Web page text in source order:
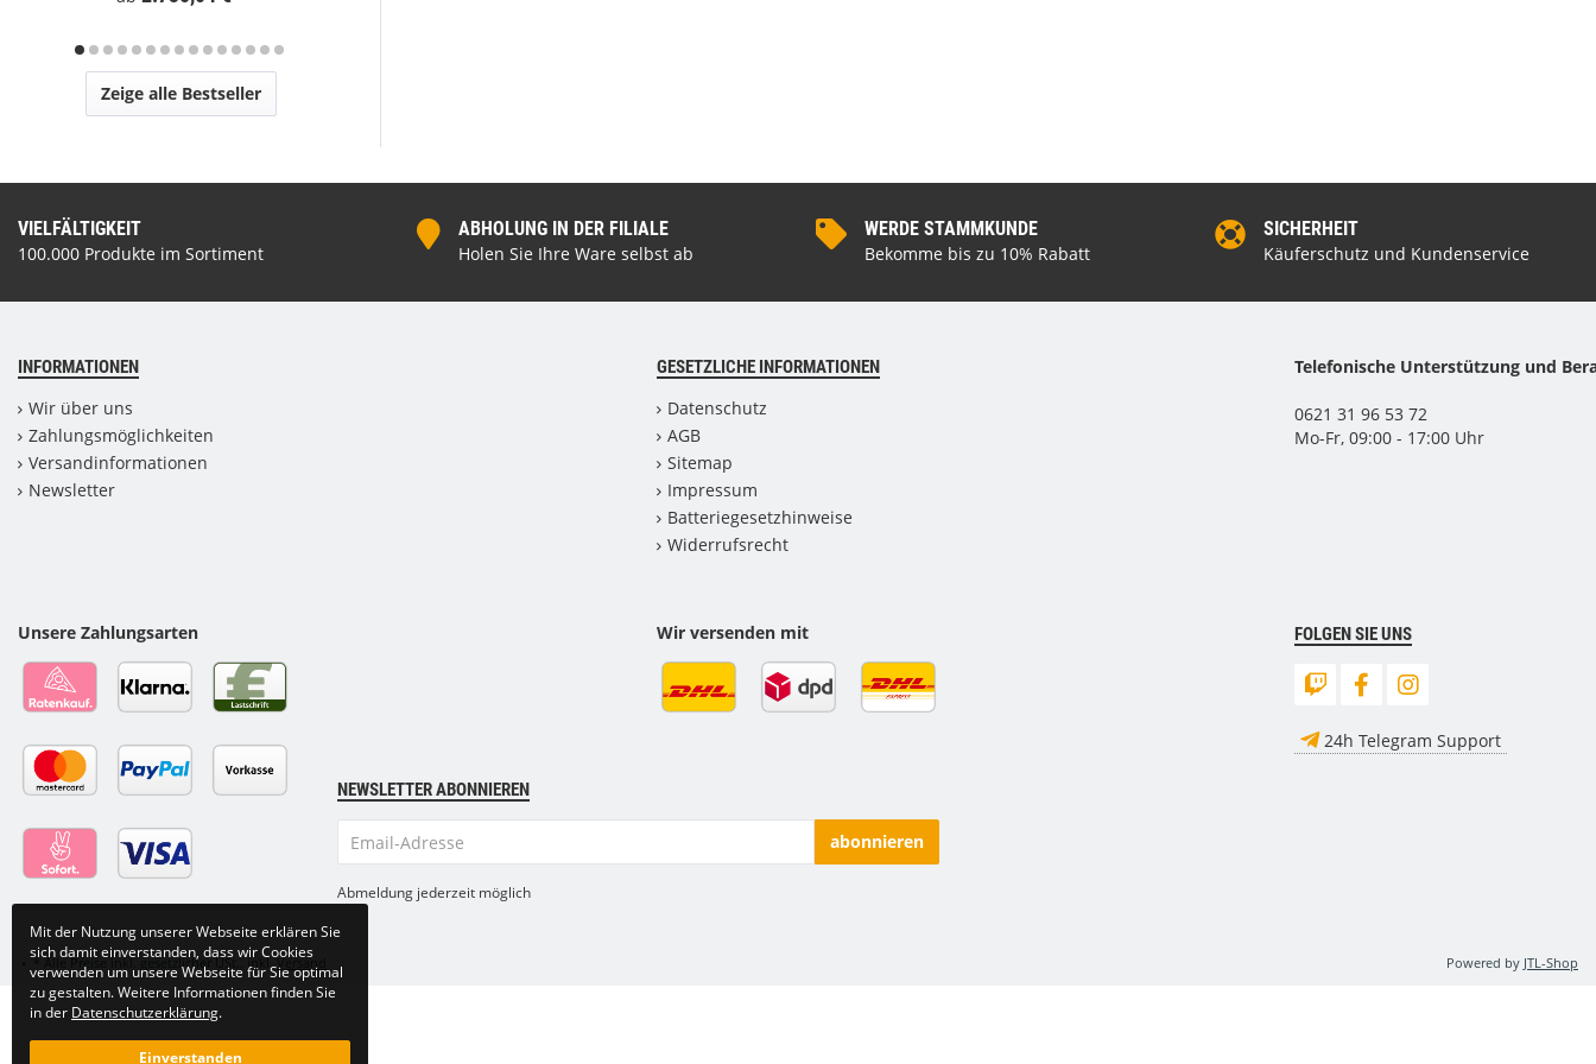
Zeige alle Bestseller
VIELFÄLTIGKEIT
100.000 Produkte im Sortiment
ABHOLUNG IN DER FILIALE
Holen Sie Ihre Ware selbst ab
WERDE STAMMKUNDE
Bekomme bis zu 10% Rabatt
SICHERHEIT
Käuferschutz und Kundenservice
INFORMATIONEN
Wir über uns
Zahlungsmöglichkeiten
Versandinformationen
Newsletter
GESETZLICHE INFORMATIONEN
Datenschutz
AGB
Sitemap
Impressum
Batteriegesetzhinweise
Widerrufsrecht
Telefonische Unterstützung und
0621 31 96 53 72
Mo-Fr, 09:00 - 17:00 Uhr
Unsere Zahlungsarten Wir versenden mit FOLGEN SIE UNS
24h Telegram Support
NEWSLETTER ABONNIEREN
Adresse
abonnieren
Abmeldung jederzeit möglich
•*Alle Preise inkl. gesetzlicher USt., inkl.Versand Powered by JTL-Shop
Mit der Nutzung unserer Webseite erklären Sie
sich damit einverstanden, dass wir Cookies
verwenden um unsere Webseite für Sie optimal
zu gestalten. Weitere Informationen finden Sie
in der Datenschutzerklärung.
Einverstanden